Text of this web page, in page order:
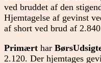
ved bruddet af den
Hjemtagelse af gevinst
af short ved brud af
Primært har
2.120. Der hjemtages